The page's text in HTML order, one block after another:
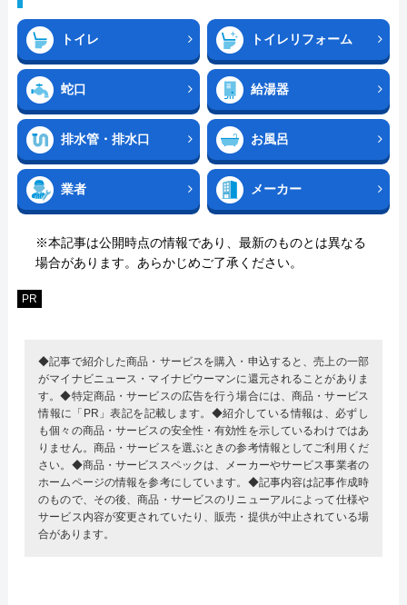
トイレ トイレリフォーム
蛇口 給湯器
排水管・排水口 お風呂
業者 メーカー
※本記事は公開時点の情報であり、最新のものとは異なる
場合があります。あらかじめご了承ください。
PR
◆記事で紹介した商品・サービスを購入・申込すると、売上の一部
がマイナビニュース・マイナビウーマンに還元されることがありま
す。◆特定商品・サービスの広告を行う場合には、商品・サービス
情報に「PR」表記を記載します。◆紹介している情報は、必ずし
も個々の商品・サービスの安全性・有効性を示しているわけではあ
りません。商品・サービスを選ぶときの参考情報としてご利用くだ
さい。◆商品・サービススペックは、メーカーやサービス事業者の
ホームページの情報を参考にしています。◆記事内容は記事作成時
のもので、その後、商品・サービスのリニューアルによって仕様や
サービス内容が変更されていたり、販売・提供が中止されている場
合があります。